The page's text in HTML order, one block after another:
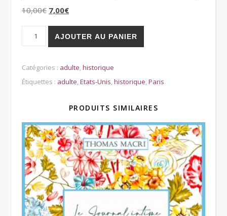
10,00€ Le prix initial était : 10,00€.
7,00€Le prix actuel est : 7,00€.
quantité de Un Américain à Paris, l’Ambassade de
AJOUTER AU PANIER
Catégories : adulte,historique
Étiquettes : adulte,Etats-Unis,historique,Paris
PRODUITS SIMILAIRES